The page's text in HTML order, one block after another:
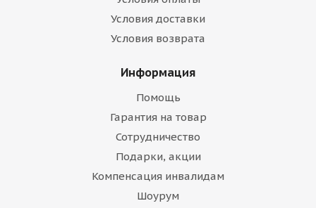
Условия доставки
Условия возврата
Информация
Помощь
Гарантия на товар
Сотрудничество
Подарки, акции
Компенсация инвалидам
Шоурум